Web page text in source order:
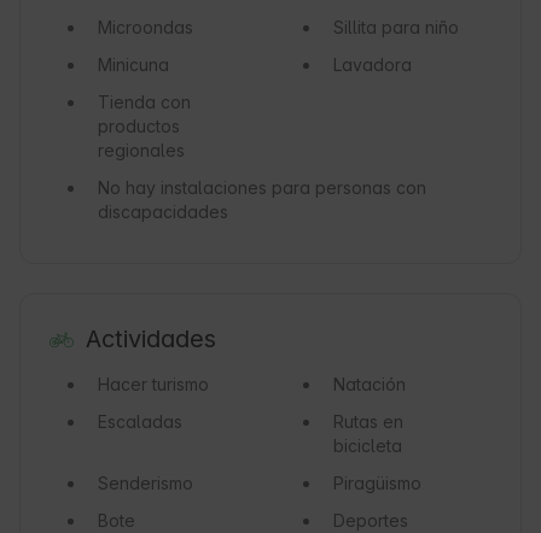
Microondas
Sillita para niño
Minicuna
Lavadora
Tienda con
productos
regionales
No hay instalaciones para personas con
discapacidades
Actividades
Hacer turismo
Natación
Escaladas
Rutas en
bicicleta
Senderismo
Piragüismo
Bote
Deportes